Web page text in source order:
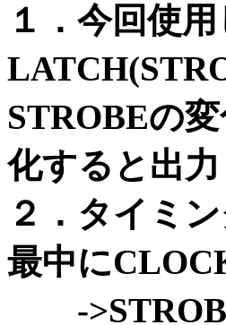
１．今回使
STROBEの
化すると出
２．タイミ
最中に
-